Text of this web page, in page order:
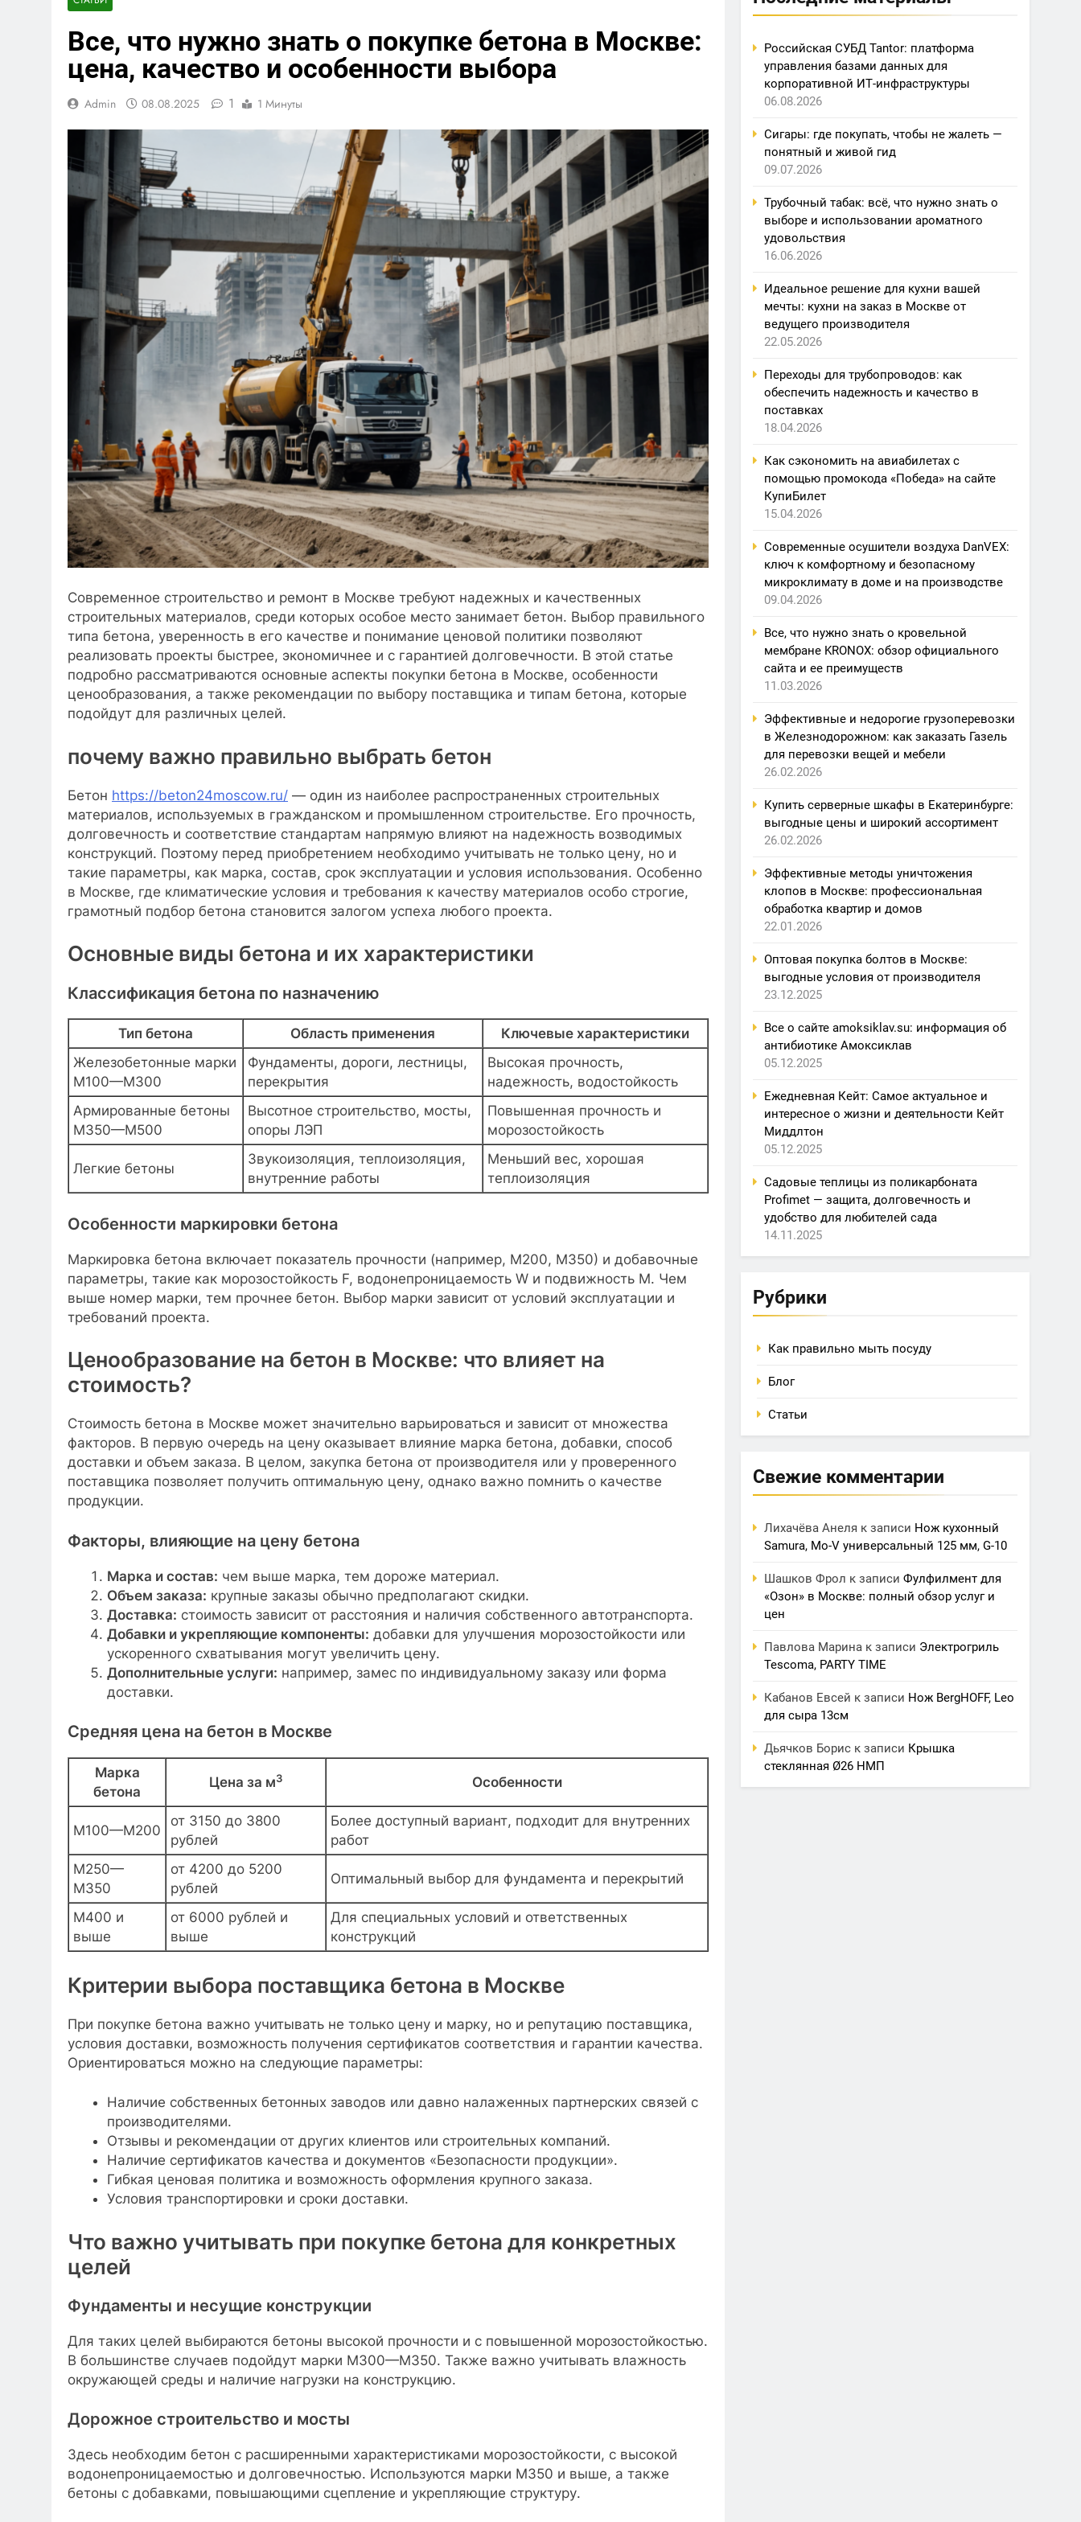
Все, что нужно знать о покупке бетона в Москве:
цена, качество и особенности выбора
Admin 08.08.2025 1 1 Минуты
Современное строительство и ремонт в Москве требуют надежных и качественных
строительных материалов, среди которых особое место занимает бетон. Выбор правильного
типа бетона, уверенность в его качестве и понимание ценовой политики позволяют
реализовать проекты быстрее, экономичнее и с гарантией долговечности. В этой статье
подробно рассматриваются основные аспекты покупки бетона в Москве, особенности
ценообразования, а также рекомендации по выбору поставщика и типам бетона, которые
подойдут для различных целей.
почему важно правильно выбрать бетон
Бетон https://beton24moscow.ru/ — один из наиболее распространенных строительных
материалов, используемых в гражданском и промышленном строительстве. Его прочность,
долговечность и соответствие стандартам напрямую влияют на надежность возводимых
конструкций. Поэтому перед приобретением необходимо учитывать не только цену, но и
такие параметры, как марка, состав, срок эксплуатации и условия использования. Особенно
в Москве, где климатические условия и требования к качеству материалов особо строгие,
грамотный подбор бетона становится залогом успеха любого проекта.
Основные виды бетона и их характеристики
Классификация бетона по назначению
Тип бетона Область применения
Ключевые характеристики
Железобетонные марки
М100—М300
Фундаменты, дороги, лестницы,
перекрытия
Высокая прочность,
надежность, водостойкость
Армированные бетоны
М350—М500
Высотное строительство, мосты,
опоры ЛЭП
Повышенная прочность и
морозостойкость
Легкие бетоны
Звукоизоляция, теплоизоляция,
внутренние работы
Меньший вес, хорошая
теплоизоляция
Особенности маркировки бетона
Маркировка бетона включает показатель прочности (например, М200, М350) и добавочные
параметры, такие как морозостойкость F, водонепроницаемость W и подвижность М. Чем
выше номер марки, тем прочнее бетон. Выбор марки зависит от условий эксплуатации и
требований проекта.
Ценообразование на бетон в Москве: что влияет на
стоимость?
Стоимость бетона в Москве может значительно варьироваться и зависит от множества
факторов. В первую очередь на цену оказывает влияние марка бетона, добавки, способ
доставки и объем заказа. В целом, закупка бетона от производителя или у проверенного
поставщика позволяет получить оптимальную цену, однако важно помнить о качестве
продукции.
Факторы, влияющие на цену бетона
Марка и состав: чем выше марка, тем дороже материал.
Объем заказа: крупные заказы обычно предполагают скидки.
Доставка: стоимость зависит от расстояния и наличия собственного автотранспорта.
Добавки и укрепляющие компоненты: добавки для улучшения морозостойкости или
ускоренного схватывания могут увеличить цену.
Дополнительные услуги: например, замес по индивидуальному заказу или форма
доставки.
Средняя цена на бетон в Москве
Марка
бетона
Цена за м3 Особенности
М100—М200
от 3150 до 3800
рублей
Более доступный вариант, подходит для внутренних
работ
М250—
М350
от 4200 до 5200
рублей
Оптимальный выбор для фундамента и перекрытий
М400 и
выше
от 6000 рублей и
выше
Для специальных условий и ответственных
конструкций
Критерии выбора поставщика бетона в Москве
При покупке бетона важно учитывать не только цену и марку, но и репутацию поставщика,
условия доставки, возможность получения сертификатов соответствия и гарантии качества.
Ориентироваться можно на следующие параметры:
Наличие собственных бетонных заводов или давно налаженных партнерских связей с
производителями.
Отзывы и рекомендации от других клиентов или строительных компаний.
Наличие сертификатов качества и документов «Безопасности продукции».
Гибкая ценовая политика и возможность оформления крупного заказа.
Условия транспортировки и сроки доставки.
Что важно учитывать при покупке бетона для конкретных
целей
Фундаменты и несущие конструкции
Для таких целей выбираются бетоны высокой прочности и с повышенной морозостойкостью.
В большинстве случаев подойдут марки М300—М350. Также важно учитывать влажность
окружающей среды и наличие нагрузки на конструкцию.
Дорожное строительство и мосты
Здесь необходим бетон с расширенными характеристиками морозостойкости, с высокой
водонепроницаемостью и долговечностью. Используются марки М350 и выше, а также
бетоны с добавками, повышающими сцепление и укрепляющие структуру.
Российская СУБД Tantor: платформа
управления базами данных для
корпоративной ИТ-инфраструктуры
06.08.2026
Сигары: где покупать, чтобы не жалеть —
понятный и живой гид
09.07.2026
Трубочный табак: всё, что нужно знать о
выборе и использовании ароматного
удовольствия
16.06.2026
Идеальное решение для кухни вашей
мечты: кухни на заказ в Москве от
ведущего производителя
22.05.2026
Переходы для трубопроводов: как
обеспечить надежность и качество в
поставках
18.04.2026
Как сэкономить на авиабилетах с
помощью промокода «Победа» на сайте
КупиБилет
15.04.2026
Современные осушители воздуха DanVEX:
ключ к комфортному и безопасному
микроклимату в доме и на производстве
09.04.2026
Все, что нужно знать о кровельной
мембране KRONOX: обзор официального
сайта и ее преимуществ
11.03.2026
Эффективные и недорогие грузоперевозки
в Железнодорожном: как заказать Газель
для перевозки вещей и мебели
26.02.2026
Купить серверные шкафы в Екатеринбурге:
выгодные цены и широкий ассортимент
26.02.2026
Эффективные методы уничтожения
клопов в Москве: профессиональная
обработка квартир и домов
22.01.2026
Оптовая покупка болтов в Москве:
выгодные условия от производителя
23.12.2025
Все о сайте amoksiklav.su: информация об
антибиотике Амоксиклав
05.12.2025
Ежедневная Кейт: Самое актуальное и
интересное о жизни и деятельности Кейт
Миддлтон
05.12.2025
Садовые теплицы из поликарбоната
Profimet — защита, долговечность и
удобство для любителей сада
14.11.2025
Рубрики
Как правильно мыть посуду
Блог
Статьи
Свежие комментарии
Лихачёва Анеля к записи Нож кухонный
Samura, Mo-V универсальный 125 мм, G-10
Шашков Фрол к записиФулфилмент для
«Озон» в Москве: полный обзор услуг и
цен
Павлова Марина к записи Электрогриль
Tescoma, PARTY TIME
Кабанов Евсей к записи Нож BergHOFF, Leo
для сыра 13см
Дьячков Борис к записи Крышка
стеклянная Ø26 НМП